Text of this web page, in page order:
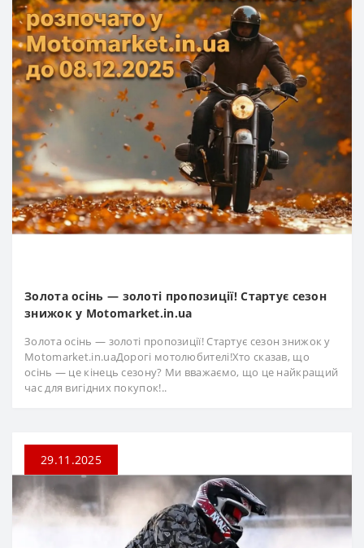
Золота осінь — золоті пропозиції! Стартує сезон
знижок у Motomarket.in.ua
Золота осінь — золоті пропозиції! Стартує сезон знижок у
Motomarket.in.uaДорогі мотолюбителі!Хто сказав, що
осінь — це кінець сезону? Ми вважаємо, що це найкращий
час для вигідних покупок!..
29.11.2025